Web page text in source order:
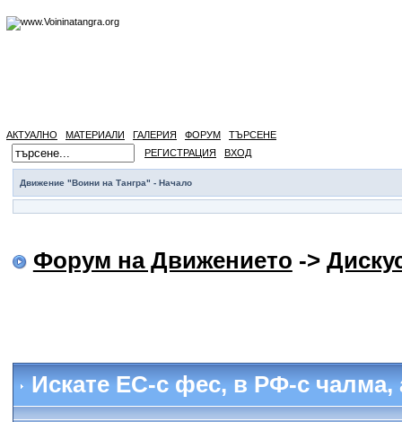
АКТУАЛНО МАТЕРИАЛИ ГАЛЕРИЯ ФОРУМ
ТЪРСЕНЕ
РЕГИСТРАЦИЯ
ВХОД
Движение "Воини на Тангра" - Начало
Форум на Движението ->
Искате ЕС-с фес, в РФ-с чалма,